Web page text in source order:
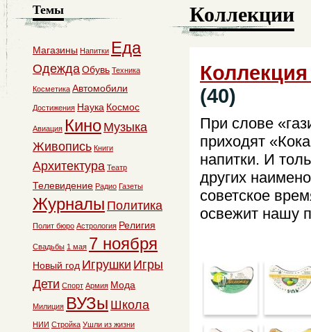
Коллекции
(40)
При слове
приходят
напитки. И
других
советское
освежит нашу
Темы
Магазины Напитки Еда
ОдеждаОбувь Техника
Косметика Автомобили
Достижения Наука Космос
Авиация Кино Музыка
Живопись Книги
Архитектура Театр
Телевидение Радио Газеты
Журналы Политика
Полит бюро Астрология Религия
Свадьбы 1 мая 7 ноября
Новый год Игрушки Игры
Дети Спорт Армия Мода
Милиция ВУЗы Школа
НИИ Стройка Ушли из жизни